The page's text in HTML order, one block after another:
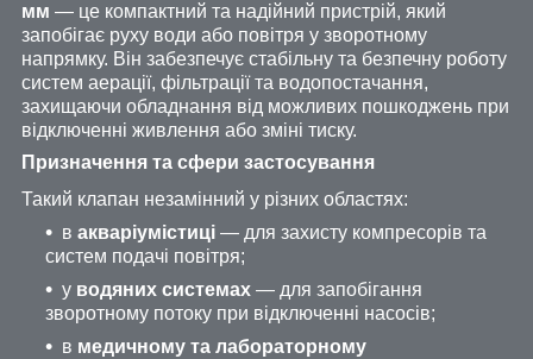
мм — це компактний та надійний пристрій, який
запобігає руху води або повітря у зворотному
напрямку. Він забезпечує стабільну та безпечну роботу
систем аерації, фільтрації та водопостачання,
захищаючи обладнання від можливих пошкоджень при
відключенні живлення або зміні тиску.
Призначення та сфери застосування
Такий клапан незамінний у різних областях:
в акваріумістиці — для захисту компресорів та
систем подачі повітря;
у водяних системах — для запобігання
зворотному потоку при відключенні насосів;
в медичному та лабораторному